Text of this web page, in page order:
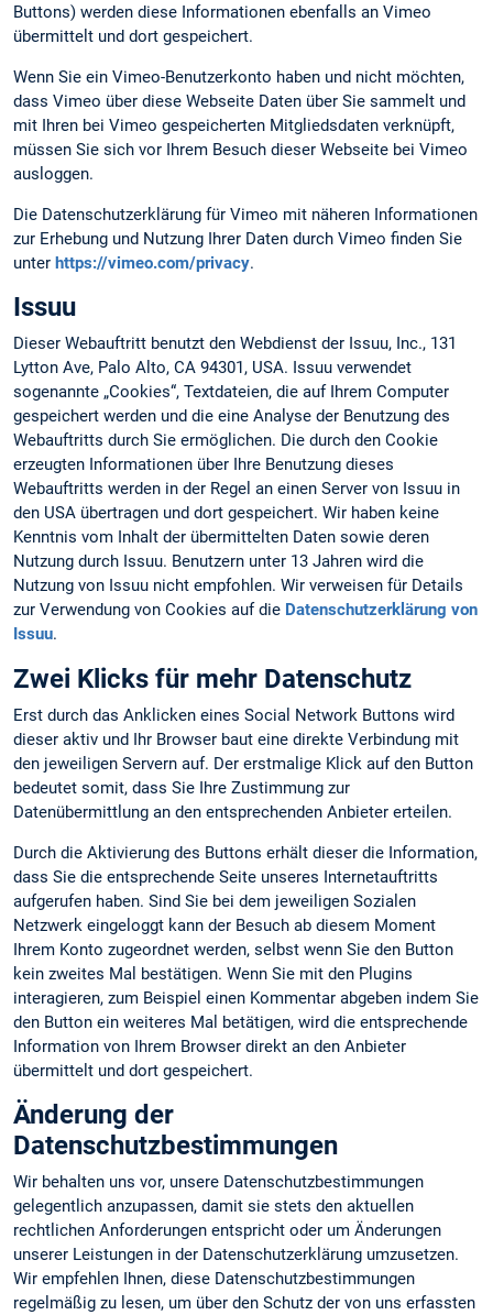
Buttons) werden diese Informationen ebenfalls an Vimeo
übermittelt und dort gespeichert.
Wenn Sie ein Vimeo-Benutzerkonto haben und nicht möchten,
dass Vimeo über diese Webseite Daten über Sie sammelt und
mit Ihren bei Vimeo gespeicherten Mitgliedsdaten verknüpft,
müssen Sie sich vor Ihrem Besuch dieser Webseite bei Vimeo
ausloggen.
Die Datenschutzerklärung für Vimeo mit näheren Informationen
zur Erhebung und Nutzung Ihrer Daten durch Vimeo finden Sie
unter https://vimeo.com/privacy.
Issuu
Dieser Webauftritt benutzt den Webdienst der Issuu, Inc., 131
Lytton Ave, Palo Alto, CA 94301, USA. Issuu verwendet
sogenannte „Cookies“, Textdateien, die auf Ihrem Computer
gespeichert werden und die eine Analyse der Benutzung des
Webauftritts durch Sie ermöglichen. Die durch den Cookie
erzeugten Informationen über Ihre Benutzung dieses
Webauftritts werden in der Regel an einen Server von Issuu in
den USA übertragen und dort gespeichert. Wir haben keine
Kenntnis vom Inhalt der übermittelten Daten sowie deren
Nutzung durch Issuu. Benutzern unter 13 Jahren wird die
Nutzung von Issuu nicht empfohlen. Wir verweisen für Details
zur Verwendung von Cookies auf die Datenschutzerklärung von
Issuu.
Zwei Klicks für mehr Datenschutz
Erst durch das Anklicken eines Social Network Buttons wird
dieser aktiv und Ihr Browser baut eine direkte Verbindung mit
den jeweiligen Servern auf. Der erstmalige Klick auf den Button
bedeutet somit, dass Sie Ihre Zustimmung zur
Datenübermittlung an den entsprechenden Anbieter erteilen.
Durch die Aktivierung des Buttons erhält dieser die Information,
dass Sie die entsprechende Seite unseres Internetauftritts
aufgerufen haben. Sind Sie bei dem jeweiligen Sozialen
Netzwerk eingeloggt kann der Besuch ab diesem Moment
Ihrem Konto zugeordnet werden, selbst wenn Sie den Button
kein zweites Mal bestätigen. Wenn Sie mit den Plugins
interagieren, zum Beispiel einen Kommentar abgeben indem Sie
den Button ein weiteres Mal betätigen, wird die entsprechende
Information von Ihrem Browser direkt an den Anbieter
übermittelt und dort gespeichert.
Änderung der
Datenschutzbestimmungen
Wir behalten uns vor, unsere Datenschutzbestimmungen
gelegentlich anzupassen, damit sie stets den aktuellen
rechtlichen Anforderungen entspricht oder um Änderungen
unserer Leistungen in der Datenschutzerklärung umzusetzen.
Wir empfehlen Ihnen, diese Datenschutzbestimmungen
regelmäßig zu lesen, um über den Schutz der von uns erfassten